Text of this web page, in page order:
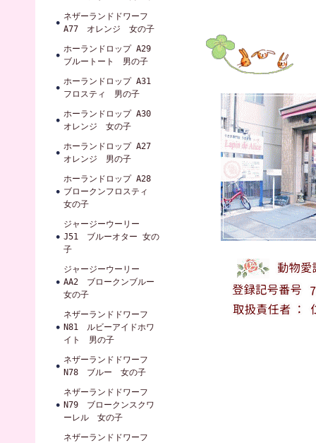
ネザーランドドワーフ
A77 オレンジ 女の子
ホーランドロップ A29
ブルートート 男の子
ホーランドロップ A31
フロスティ 男の子
ホーランドロップ A30
オレンジ 女の子
ホーランドロップ A27
オレンジ 男の子
ホーランドロップ A28
ブロークンフロスティ
女の子
ジャージーウーリー
J51 ブルーオター 女の
子
ジャージーウーリー
AA2 ブロークンブルー
女の子
ネザーランドドワーフ
N81 ルビーアイドホワ
イト 男の子
ネザーランドドワーフ
N78 ブルー 女の子
ネザーランドドワーフ
N79 ブロークンスクワ
ーレル 女の子
ネザーランドドワーフ